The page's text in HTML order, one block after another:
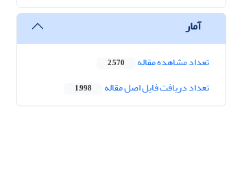
آمار
تعداد مشاهده مقاله 2,570
تعداد دریافت فایل اصل مقاله 1,998